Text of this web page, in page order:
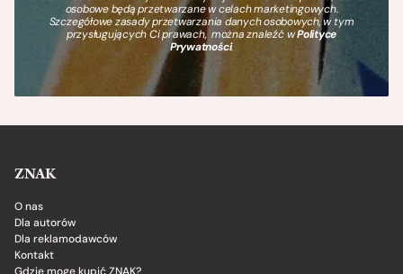
osobowe będą przetwarzane w celach marketingowych.
Szczegółowe zasady przetwarzania danych osobowych, w tym
przysługujących Ci prawach, można znaleźć wPolityce
Prywatności.
ZNAK
O nas
Dla autorów
Dla reklamodawców
Kontakt